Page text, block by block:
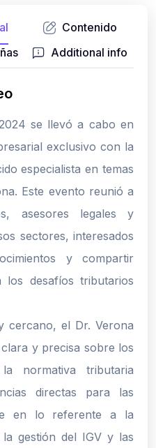
Contenido
Additional info
se llevó a cabo en
exclusivo con la
especialista en temas
Este evento reunió a
asesores legales y
sectores, interesados
y compartir
desafíos tributarios
cercano, el Dr. Verona
y precisa sobre los
normativa tributaria
directas para las
en lo referente a la
gestión del IGV y las